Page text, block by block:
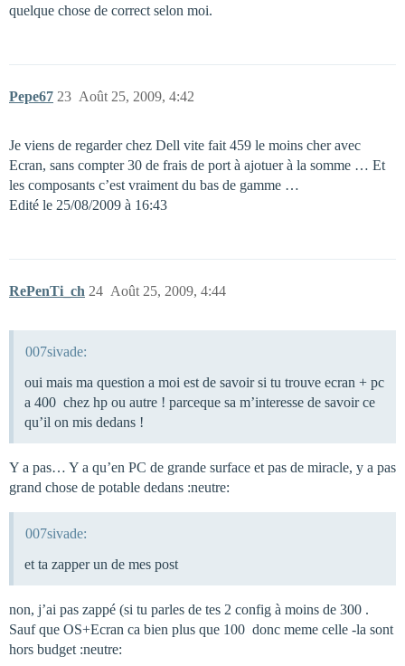
quelque chose de correct selon moi.
Pepe67 Août 25, 2009, 4:42
23
Je viens de regarder chez Dell vite fait 459 le moins cher avec
Ecran, sans compter 30 de frais de port à ajotuer à la somme … Et
les composants c’est vraiment du bas de gamme …
Edité le 25/08/2009 à 16:43
RePenTi_ch Août 25, 2009, 4:44
24
007sivade:
oui mais ma question a moi est de savoir si tu trouve ecran + pc
a 400  chez hp ou autre ! parceque sa m’interesse de savoir ce
qu’il on mis dedans !
Y a pas… Y a qu’en PC de grande surface et pas de miracle, y a pas
grand chose de potable dedans :neutre:
007sivade:
et ta zapper un de mes post
non, j’ai pas zappé (si tu parles de tes 2 config à moins de 300 .
Sauf que OS+Ecran ca bien plus que 100  donc meme celle -la sont
hors budget :neutre: